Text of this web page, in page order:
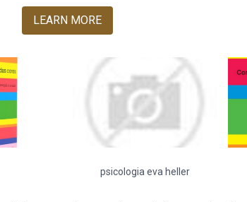
LEARN MORE
psicologia eva heller